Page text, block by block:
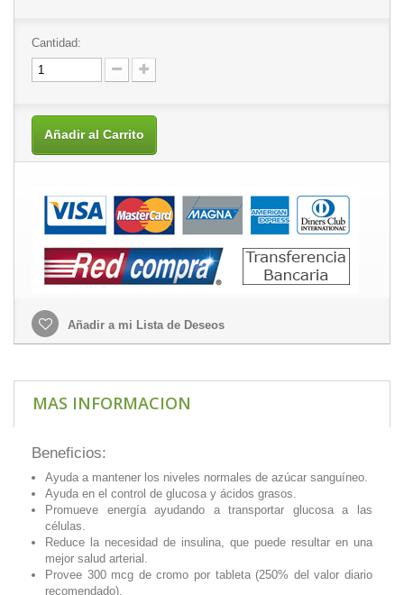
Cantidad:
Añadir al Carrito
Añadir a mi Lista de Deseos
MAS INFORMACION
Beneficios:
Ayuda a mantener los niveles normales de azúcar sanguíneo.
Ayuda en el control de glucosa y ácidos grasos.
Promueve energía ayudando a transportar glucosa a las
células.
Reduce la necesidad de insulina, que puede resultar en una
mejor salud arterial.
Provee 300 mcg de cromo por tableta (250% del valor diario
recomendado).